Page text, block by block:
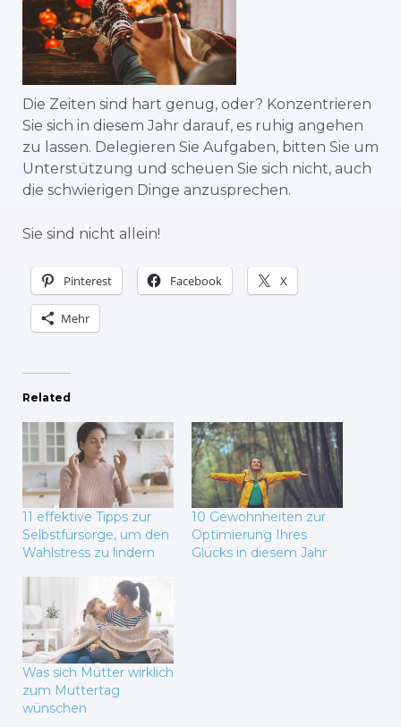
Die Zeiten sind hart genug, oder? Konzentrieren
Sie sich in diesem Jahr darauf, es ruhig angehen
zu lassen. Delegieren Sie Aufgaben, bitten Sie um
Unterstützung und scheuen Sie sich nicht, auch
die schwierigen Dinge anzusprechen.
Sie sind nicht allein!
Pinterest Facebook X
Mehr
Related
11 effektive Tipps zur
Selbstfürsorge, um den
Wahlstress zu lindern
10 Gewohnheiten zur
Optimierung Ihres
Glücks in diesem Jahr
Was sich Mütter wirklich
zum Muttertag
wünschen